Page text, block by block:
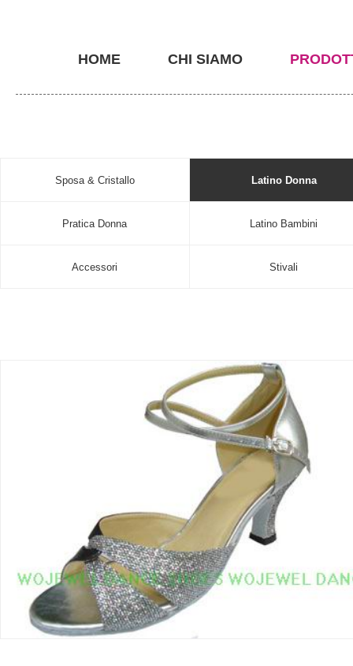
HOME CHI SIAMO
Sposa & Cristallo Latino Donna
Pratica Donna Latino Bambini
Accessori Stivali